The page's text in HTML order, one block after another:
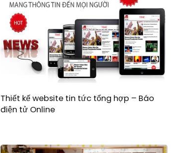
Thiết kế website tin tức tổng hợp – Báo
điện tử Online